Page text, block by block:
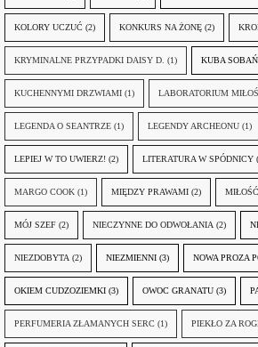
KOLORY UCZUĆ (2) KONKURS NA ŻONĘ (2)
KRYMINALNE PRZYPADKI DAISY D. (1) KUBA
KUCHENNYMI DRZWIAMI (1) LABORATORIUM
LEGENDA O SEANTRZE (1) LEGENDY ARCHEONU (1)
LEPIEJ W TO UWIERZ! (2) LITERATURA W SPÓDNICY
MARGO COOK (1) MIĘDZY PRAWAMI (2)
MÓJ SZEF (2) NIECZYNNE DO ODWOŁANIA (2)
NIEZDOBYTA (2) NIEZMIENNI (3) NOWA PROZA
OKIEM CUDZOZIEMKI (3) OWOC GRANATU (3)
PERFUMERIA ZŁAMANYCH SERC (1) PIEKŁO ZA